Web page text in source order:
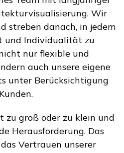
Wir
streben danach, in jedem
und Individualität zu
nur flexible und
auch unsere eigene
unter Berücksichtigung
zu groß oder zu klein und
Herausforderung. Das
Vertrauen unserer